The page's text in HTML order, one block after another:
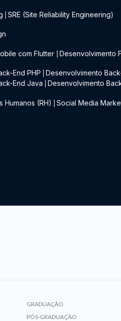
SRE (Site Reliability Engineering)
com Flutter Desenvolvimento
End PHP Desenvolvimento
End Java Desenvolvimento
Humanos (RH) Social Media
GRADUAÇÃO
PÓS-GRADUAÇÃO